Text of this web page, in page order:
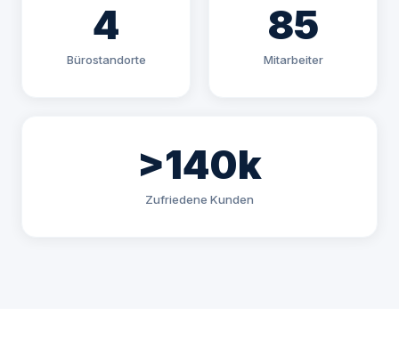
4
Bürostandorte
85
Mitarbeiter
>140k
Zufriedene Kunden